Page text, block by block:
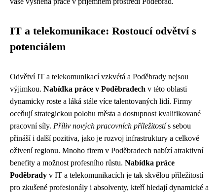
IT a telekomunikace: Rostoucí odvětví s
potenciálem
Odvětví IT a telekomunikací vzkvétá a Poděbrady nejsou
výjimkou. Nabídka práce v Poděbradech v této oblasti
dynamicky roste a láká stále více talentovaných lidí. Firmy
oceňují strategickou polohu města a dostupnost kvalifikované
pracovní síly. Příliv nových pracovních příležitostís sebou
přináší i další pozitiva, jako je rozvoj infrastruktury a celkové
oživení regionu. Mnoho firem v Poděbradech nabízí atraktivní
benefity a možnost profesního růstu. Nabídka práce
Poděbrady v IT a telekomunikacích je tak skvělou příležitostí
pro zkušené profesionály i absolventy, kteří hledají dynamické a